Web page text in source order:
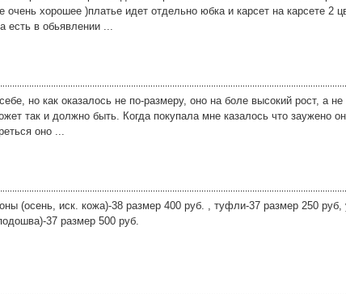
очень хорошее )платье идет отдельно юбка и карсет на карсете 2
есть в обьявлении ...
но как оказалось не по-размеру, оно на боле высокий рост, а
так и должно быть. Когда покупала мне казалось что заужено
оно ...
(осень, иск. кожа)-38 размер 400 руб. , туфли-37 размер 250
37 размер 500 руб.